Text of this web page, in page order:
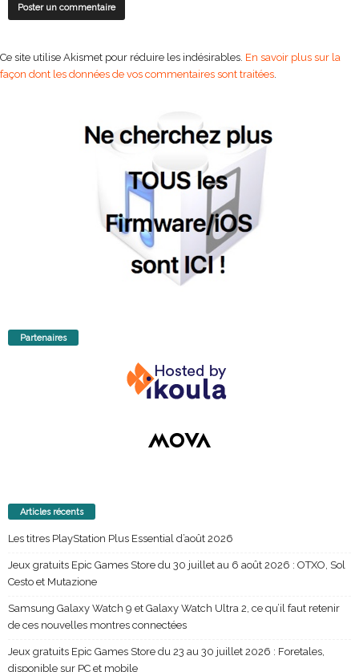
Ce site utilise Akismet pour réduire les indésirables. En savoir plus sur la
façon dont les données de vos commentaires sont traitées.
Partenaires
Articles récents
Les titres PlayStation Plus Essential d’août 2026
Jeux gratuits Epic Games Store du 30 juillet au 6 août 2026 : OTXO, Sol
Cesto et Mutazione
Samsung Galaxy Watch 9 et Galaxy Watch Ultra 2, ce qu’il faut retenir
de ces nouvelles montres connectées
Jeux gratuits Epic Games Store du 23 au 30 juillet 2026 : Foretales,
disponible sur PC et mobile